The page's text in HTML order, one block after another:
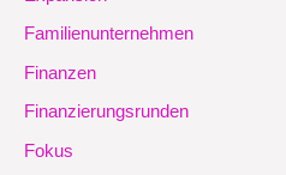
Familienunternehmen
Finanzen
Finanzierungsrunden
Fokus